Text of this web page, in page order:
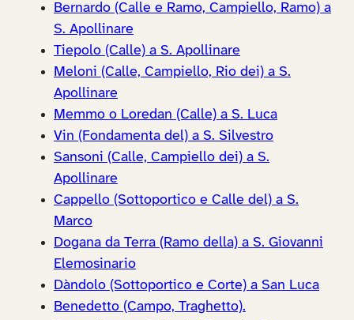
Bernardo (Calle e Ramo, Campiello, Ramo) a
S. Apollinare
Tiepolo (Calle) a S. Apollinare
Meloni (Calle, Campiello, Rio dei) a S.
Apollinare
Memmo o Loredan (Calle) a S. Luca
Vin (Fondamenta del) a S. Silvestro
Sansoni (Calle, Campiello dei) a S.
Apollinare
Cappello (Sottoportico e Calle del) a S.
Marco
Dogana da Terra (Ramo della) a S. Giovanni
Elemosinario
Dàndolo (Sottoportico e Corte) a San Luca
Benedetto (Campo, Traghetto).